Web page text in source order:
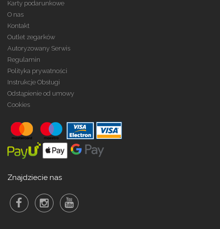
Karty podarunkowe
O nas
Kontakt
Outlet zegarków
Autoryzowany Serwis
Regulamin
Polityka prywatności
Instrukcje Obsługi
Odstąpienie od umowy
Cookies
Znajdziecie nas